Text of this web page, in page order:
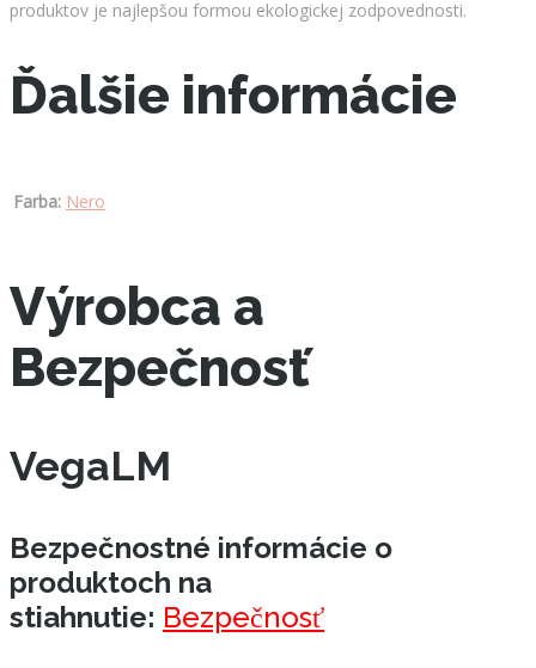
produktov je najlepšou formou ekologickej zodpovednosti.
Ďalšie informácie
Farba: Nero
Výrobca a
Bezpečnosť
VegaLM
Bezpečnostné informácie o
produktoch na
stiahnutie: Bezpečnosť